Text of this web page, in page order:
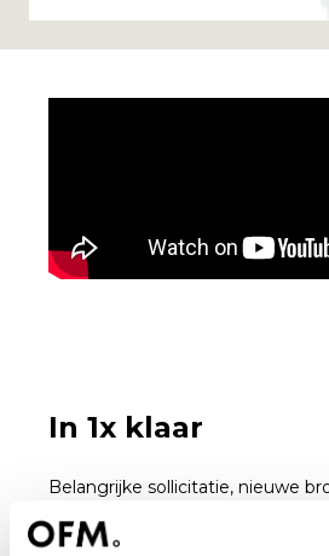
In 1x klaar
Belangrijke sollicitatie, nieuwe
trouwen? Je kan het aan! Bij ons
tientallen topmerken in mode,